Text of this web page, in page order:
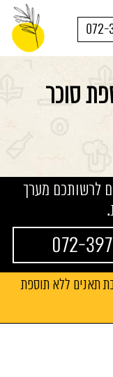
072-
סוכר
לרשותכם מערך
תאנים ללא תוספת